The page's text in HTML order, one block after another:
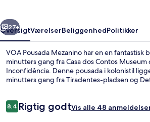
Næste
27+
OversigtVærelserBeliggenhedPolitikker
VOA Pousada Mezanino har en en fantastisk
minutters gang fra Casa dos Contos Museum
Inconfidência. Denne pousada i kolonistil
minutters gang fra Tiradentes-pladsen og
Anmeldelser
8,48,4 ud af 10.
Rigtig godtVis alle 48